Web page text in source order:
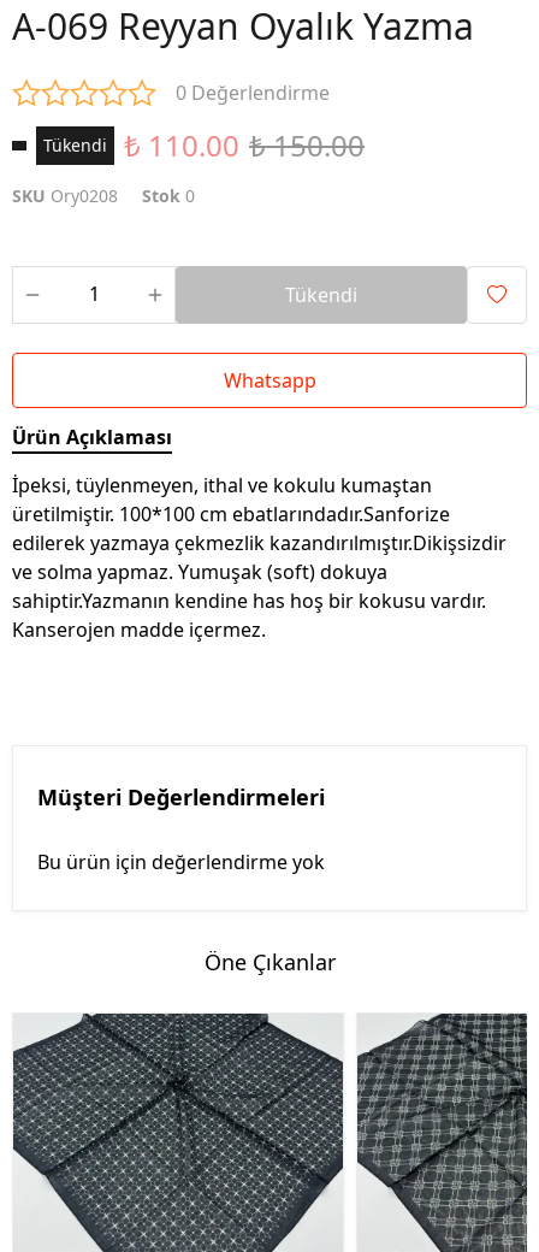
A-069 Reyyan Oyalık Yazma
0 Değerlendirme
Tükendi ₺ 110.00 ₺ 150.00
SKU Ory0208 Stok 0
Tükendi
Whatsapp
Ürün Açıklaması
İpeksi, tüylenmeyen, ithal ve kokulu kumaştan
üretilmiştir. 100*100 cm ebatlarındadır.Sanforize
edilerek yazmaya çekmezlik kazandırılmıştır.Dikişsizdir
ve solma yapmaz. Yumuşak (soft) dokuya
sahiptir.Yazmanın kendine has hoş bir kokusu vardır.
Kanserojen madde içermez.
Müşteri Değerlendirmeleri
Bu ürün için değerlendirme yok
Öne Çıkanlar